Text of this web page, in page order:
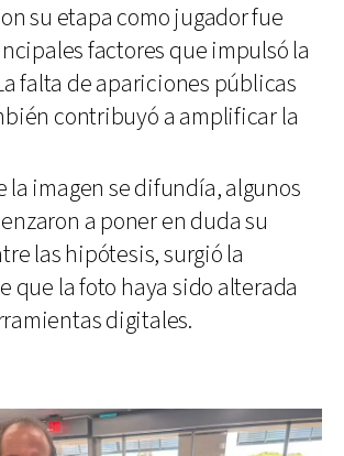
su etapa como jugador fue
factores que impulsó la
falta de apariciones públicas
contribuyó a amplificar la
la imagen se difundía, algunos
a poner en duda su
las hipótesis, surgió la
que la foto haya sido alterada
digitales.